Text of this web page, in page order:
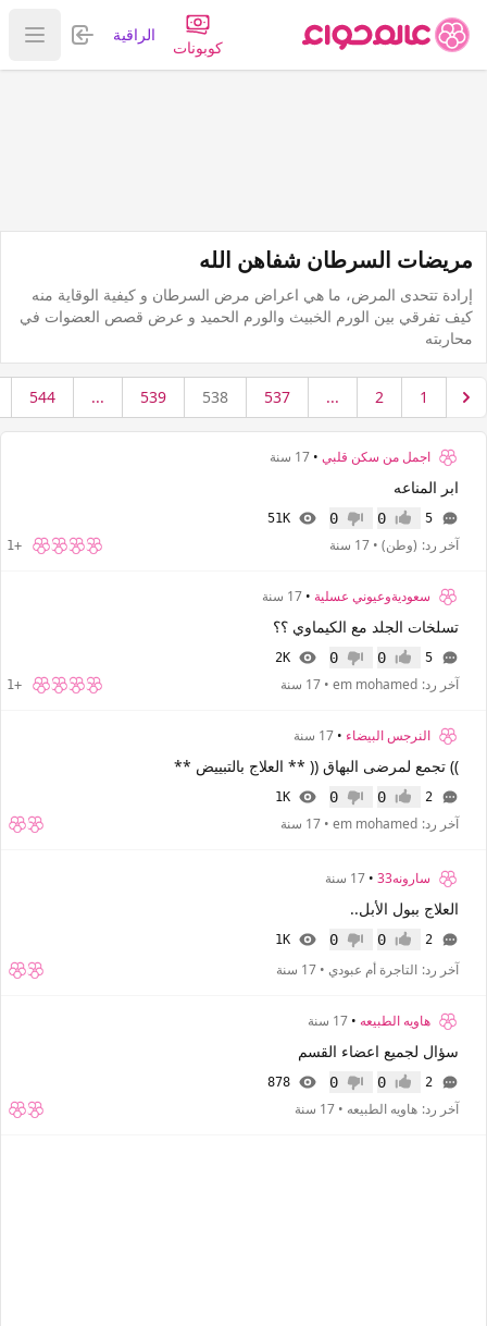
كوبونات
الراقية تسجيل
عرض
مريضات السرطان شفاهن الله
إرادة تتحدى المرض، ما هي اعراض مرض السرطان و كيفية الوقاية منه
كيف تفرقي بين الورم الخبيث والورم الحميد و عرض قصص العضوات في
محاربته
1
2
...
537
538
539
...
544
اجمل من سكن قلبي • 17 سنة
ابر المناعه
5 إعجاب0 عدم إعجاب
0
51K
آخر رد: (وطن) • 17 سنة +1
سعوديةوعيوني عسلية • 17 سنة
تسلخات الجلد مع الكيماوي ؟؟
5 إعجاب0 عدم إعجاب
0
2K
آخر رد: em mohamed
• 17 سنة +1
النرجس البيضاء • 17 سنة
)) تجمع لمرضى البهاق (( ** العلاج بالتبييض **
2 إعجاب0 عدم إعجاب
0
1K
آخر رد: em mohamed
• 17 سنة
سارونه33 • 17 سنة
العلاج ببول الأبل..
2 إعجاب0 عدم إعجاب
0
1K
آخر رد: التاجرة أم عبودي • 17 سنة
هاويه الطبيعه • 17 سنة
سؤال لجميع اعضاء القسم
2 إعجاب0 عدم إعجاب
0
878
آخر رد: هاويه الطبيعه • 17 سنة